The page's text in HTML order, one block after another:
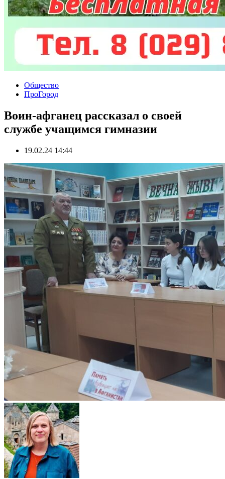
Общество
ПроГород
Воин-афганец рассказал о своей
службе учащимся гимназии
19.02.24 14:44